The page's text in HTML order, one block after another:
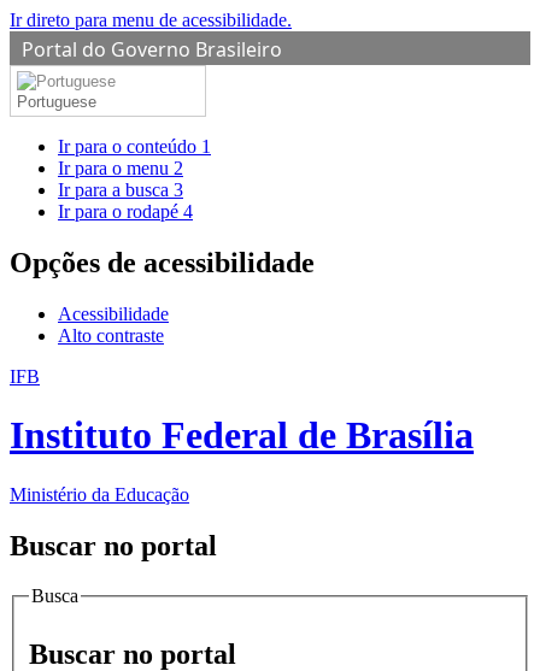
Ir direto para menu de acessibilidade.
Portal do Governo Brasileiro
Portuguese
Ir para o conteúdo 1
Ir para o menu 2
Ir para a busca 3
Ir para o rodapé 4
Opções de acessibilidade
Acessibilidade
Alto contraste
IFB
Instituto Federal de Brasília
Ministério da Educação
Buscar no portal
Busca
Buscar no portal